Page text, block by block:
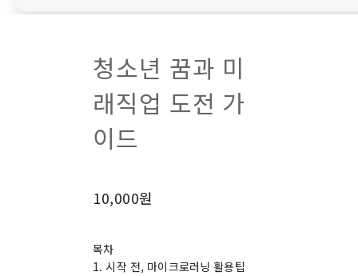
청소년 꿈과 미
래직업 도전 가
이드
10,000원
목차
1. 시작 전, 마이크로러닝 활용팁